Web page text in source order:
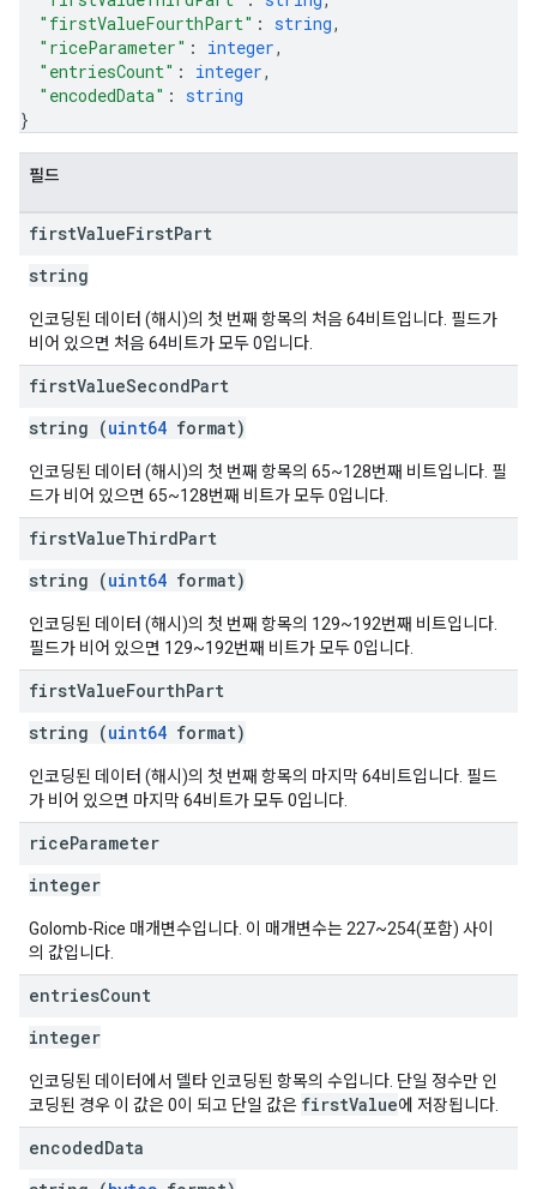
"firstValueFourthPart" : string,
"riceParameter" : integer,
"entriesCount" : integer,
"encodedData" : string
}
필드
firstValueFirstPart
string
인코딩된 데이터 (해시)의 첫 번째 항목의 처음 64비트입니다. 필드가
비어 있으면 처음 64비트가 모두 0입니다.
firstValueSecondPart
string (uint64 format)
인코딩된 데이터 (해시)의 첫 번째 항목의 65~128번째 비트입니다. 필
드가 비어 있으면 65~128번째 비트가 모두 0입니다.
firstValueThirdPart
string (uint64 format)
인코딩된 데이터 (해시)의 첫 번째 항목의 129~192번째 비트입니다.
필드가 비어 있으면 129~192번째 비트가 모두 0입니다.
firstValueFourthPart
string (uint64 format)
인코딩된 데이터 (해시)의 첫 번째 항목의 마지막 64비트입니다. 필드
가 비어 있으면 마지막 64비트가 모두 0입니다.
riceParameter
integer
Golomb-Rice 매개변수입니다. 이 매개변수는 227~254(포함) 사이
의 값입니다.
entriesCount
integer
인코딩된 데이터에서 델타 인코딩된 항목의 수입니다. 단일 정수만 인
코딩된 경우 이 값은 0이 되고 단일 값은 firstValue에 저장됩니다.
encodedData